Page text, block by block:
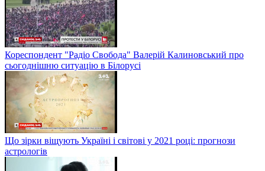
Кореспондент "Радіо Свобода" Валерій Калиновський про
сьогоднішню ситуацію в Білорусі
Що зірки віщують Україні і світові у 2021 році: прогнози
астрологів